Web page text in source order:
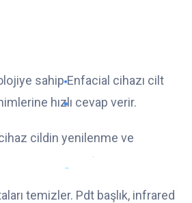
sahip Enfacial cihazı cilt
hızlı cevap verir.
cildin yenilenme ve
temizler. Pdt başlık, infrared